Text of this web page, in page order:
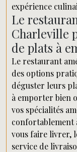
expérience
Le
Charleville
de plats à
Le restaurant
des options
déguster leurs
à emporter bien
vos spécialités
confortablement
vous faire livrer,
service de